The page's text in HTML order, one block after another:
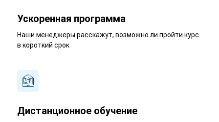
Ускоренная программа
Наши менеджеры расскажут, возможно ли пройти курс
в короткий срок
Дистанционное обучение